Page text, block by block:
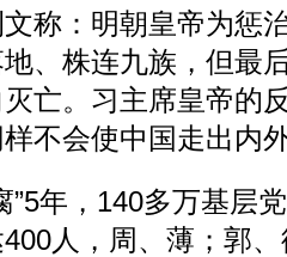
文称：明朝皇帝为惩
、株连九族，但最
亡。习主席皇帝的
不会使中国走出内
”5年，140多万基层
人，周、薄；郭